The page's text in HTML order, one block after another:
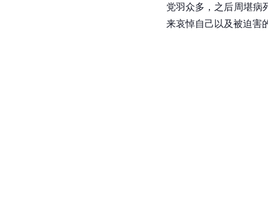
党羽众多，之后周堪病
来哀悼自己以及被迫害